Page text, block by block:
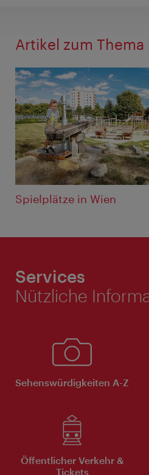
Artikel zum Thema
Spielplätze in Wien
Services
Nützliche
Sehenswürdigkeiten A-Z
Öffentlicher Verkehr &
Tickets